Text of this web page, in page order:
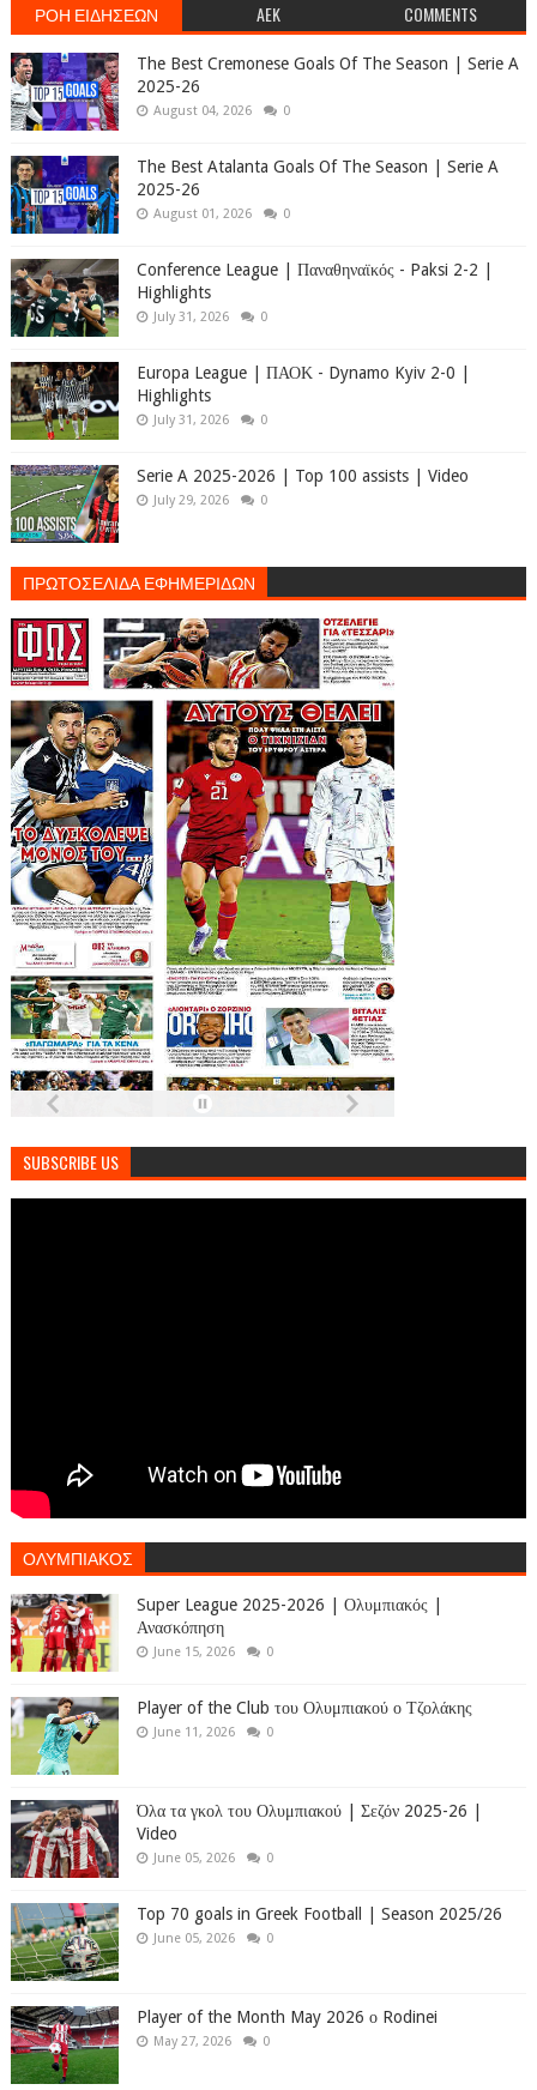
ΡΟΗ ΕΙΔΗΣΕΩΝ AEK COMMENTS
The Best Cremonese Goals Of The Season | Serie A
2025-26
August 04, 2026 0
The Best Atalanta Goals Of The Season | Serie A
2025-26
August 01, 2026 0
Conference League | Παναθηναϊκός - Paksi 2-2 |
Highlights
July 31, 2026 0
Europa League | ΠΑΟΚ - Dynamo Kyiv 2-0 |
Highlights
July 31, 2026 0
Serie A 2025-2026 | Top 100 assists | Video
July 29, 2026 0
ΠΡΩΤΟΣΕΛΙΔΑ ΕΦΗΜΕΡΙΔΩΝ
SUBSCRIBE US
ΟΛΥΜΠΙΑΚΟΣ
Super League 2025-2026 | Ολυμπιακός |
Ανασκόπηση
June 15, 2026 0
Player of the Club του Ολυμπιακού ο Τζολάκης
June 11, 2026 0
Όλα τα γκολ του Ολυμπιακού | Σεζόν 2025-26 |
Video
June 05, 2026 0
Top 70 goals in Greek Football | Season 2025/26
June 05, 2026 0
Player of the Month May 2026 ο Rodinei
May 27, 2026 0